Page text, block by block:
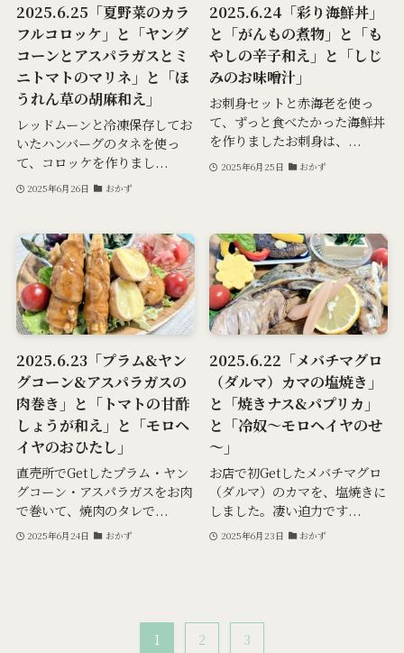
2025.6.25「夏野菜のカラ
フルコロッケ」と「ヤング
コーンとアスパラガスとミ
ニトマトのマリネ」と「ほ
うれん草の胡麻和え」
レッドムーンと冷凍保存してお
いたハンバーグのタネを使っ
て、コロッケを作りまし...
2025年6月26日 おかず
2025.6.24「彩り海鮮丼」
と「がんもの煮物」と「も
やしの辛子和え」と「しじ
みのお味噌汁」
お刺身セットと赤海老を使っ
て、ずっと食べたかった海鮮丼
を作りましたお刺身は、...
2025年6月25日 おかず
2025.6.23「プラム&ヤン
グコーン&アスパラガスの
肉巻き」と「トマトの甘酢
しょうが和え」と「モロヘ
イヤのおひたし」
直売所でGetしたプラム・ヤン
グコーン・アスパラガスをお肉
で巻いて、焼肉のタレで...
2025年6月24日 おかず
2025.6.22「メバチマグロ
（ダルマ）カマの塩焼き」
と「焼きナス&パプリカ」
と「冷奴～モロヘイヤのせ
～」
お店で初Getしたメバチマグロ
（ダルマ）のカマを、塩焼きに
しました。凄い迫力です...
2025年6月23日 おかず
1 2 3